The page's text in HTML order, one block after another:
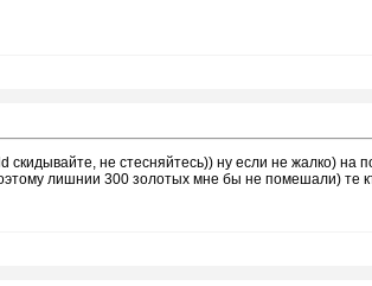
не стесняйтесь)) ну если не жалко) на
лишнии 300 золотых мне бы не помешали) те